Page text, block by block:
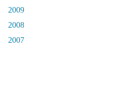
2009
2008
2007